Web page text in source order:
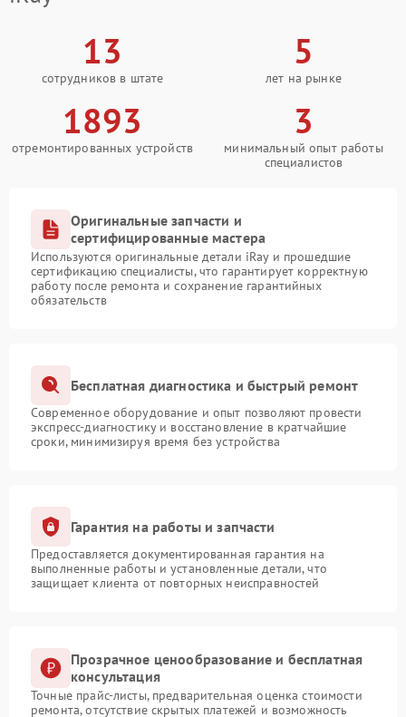
13
сотрудников в штате
5
лет на рынке
1893
отремонтированных устройств
3
минимальный опыт работы
специалистов
Оригинальные запчасти и
сертифицированные мастера
Используются оригинальные детали iRay и прошедшие
сертификацию специалисты, что гарантирует корректную
работу после ремонта и сохранение гарантийных
обязательств
Бесплатная диагностика и быстрый ремонт
Современное оборудование и опыт позволяют провести
экспресс-диагностику и восстановление в кратчайшие
сроки, минимизируя время без устройства
Гарантия на работы и запчасти
Предоставляется документированная гарантия на
выполненные работы и установленные детали, что
защищает клиента от повторных неисправностей
Прозрачное ценообразование и бесплатная
консультация
Точные прайс-листы, предварительная оценка стоимости
ремонта, отсутствие скрытых платежей и возможность